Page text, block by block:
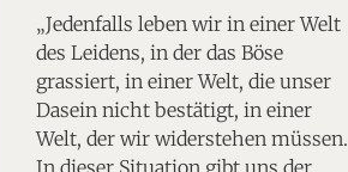
„Jedenfalls leben wir in einer Welt
des Leidens, in der das Böse
grassiert, in einer Welt, die unser
Dasein nicht bestätigt, in einer
Welt, der wir widerstehen müssen.
In dieser Situation gibt uns der